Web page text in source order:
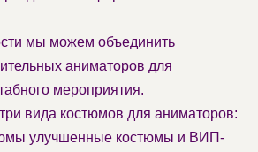
мы можем объединить
аниматоров для
мероприятия.
вида костюмов для аниматоров:
улучшенные костюмы и ВИП-